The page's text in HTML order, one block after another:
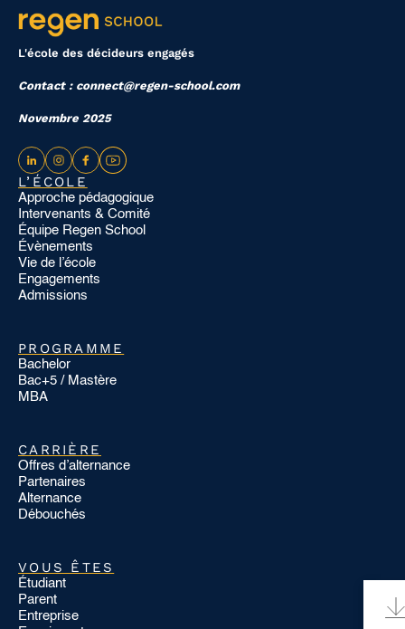
L'école des décideurs engagés
Contact : connect@regen-school.com
Novembre 2025
L’ÉCOLE
Approche pédagogique
Intervenants & Comité
Équipe Regen School
Évènements
Vie de l’école
Engagements
Admissions
PROGRAMME
Bachelor
Bac+5 / Mastère
MBA
CARRIÈRE
Offres d’alternance
Partenaires
Alternance
Débouchés
VOUS ÊTES
Étudiant
Parent
Entreprise